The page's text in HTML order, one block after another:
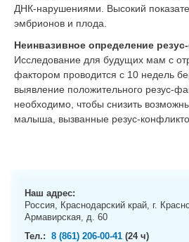
ДНК-нарушениями. Высокий
эмбрионов и плода.
Неинвазивное определение
Исследование для будущих мам с
фактором проводится с 10 недель
выявление положительного резус-
необходимо, чтобы снизить
малыша, вызванные резус-
Наш адрес:
Россия, Краснодарский край, г.
Армавирская, д. 60
Тел.: 8 (861) 206-00-41 (24 ч)